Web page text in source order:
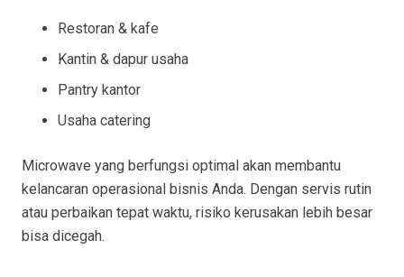
Restoran & kafe
Kantin & dapur usaha
Pantry kantor
Usaha catering
Microwave yang berfungsi optimal akan membantu
kelancaran operasional bisnis Anda. Dengan servis rutin
atau perbaikan tepat waktu, risiko kerusakan lebih besar
bisa dicegah.